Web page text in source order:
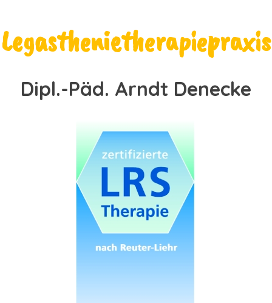
Legasthenietherapiepraxis
Dipl.-Päd. Arndt Denecke